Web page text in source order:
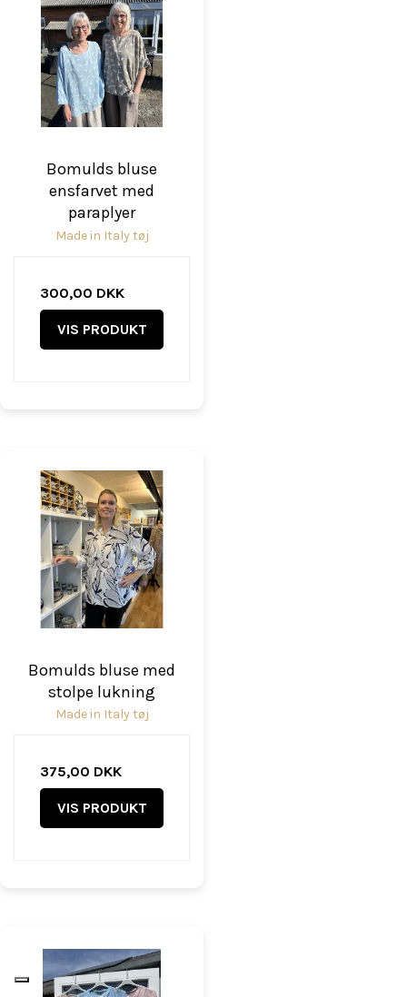
Bomulds bluse
ensfarvet med
paraplyer
Made in Italy tøj
300,00 DKK
VIS PRODUKT
Bomulds bluse med
stolpe lukning
Made in Italy tøj
375,00 DKK
VIS PRODUKT